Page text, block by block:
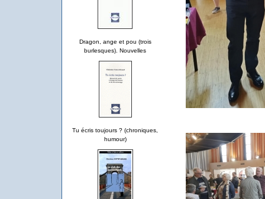
Dragon, ange et pou (trois
burlesques). Nouvelles
Tu écris toujours ? (chroniques,
humour)